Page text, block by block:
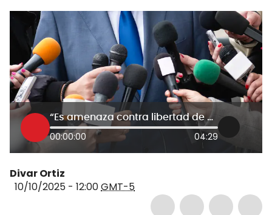
“Es amenaza contra libertad de prensa”: FLIP por carta de CRC que pide acceso a información de medios
00:00:00 04:29
Divar Ortiz
10/10/2025 - 12:00GMT-5